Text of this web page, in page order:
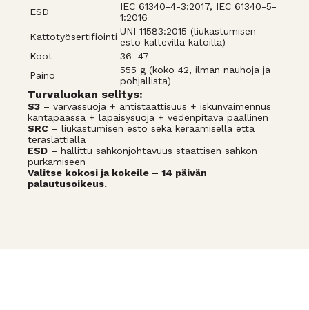
ESD
IEC 61340-4-3:2017, IEC 61340-5-
1:2016
Kattotyösertifiointi UNI 11583:2015 (liukastumisen
esto kaltevilla katoilla)
Koot
36–47
Paino
555 g (koko 42, ilman nauhoja ja
pohjallista)
Turvaluokan selitys:
S3 – varvassuoja + antistaattisuus + iskunvaimennus
kantapäässä + läpäisysuoja + vedenpitävä päällinen
SRC – liukastumisen esto sekä keraamisella että
teräslattialla
ESD – hallittu sähkönjohtavuus staattisen sähkön
purkamiseen
Valitse kokosi ja kokeile – 14 päivän
palautusoikeus.